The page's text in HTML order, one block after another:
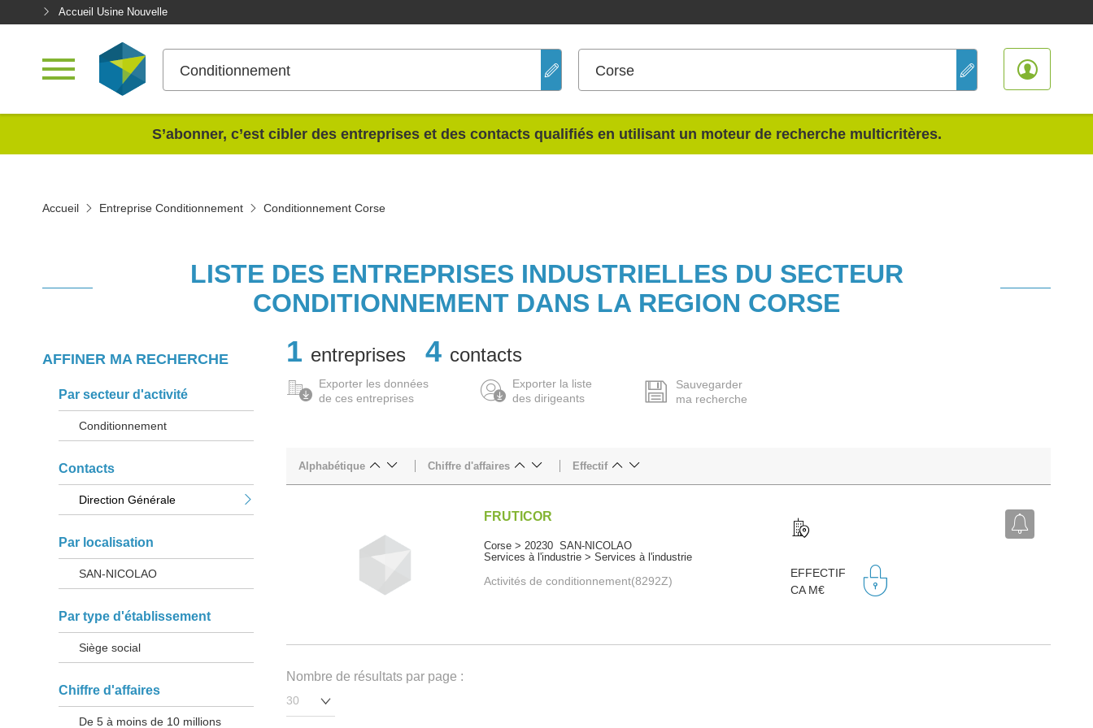
Accueil Usine Nouvelle
Conditionnement Corse
S’abonner, c’est cibler des entreprises et des contacts qualifiés en utilisant un moteur de recherche multicritères.
Accueil Entreprise Conditionnement Conditionnement Corse
LISTE DES ENTREPRISES INDUSTRIELLES DU SECTEUR
CONDITIONNEMENT DANS LA REGION CORSE
AFFINER MA RECHERCHE
Par secteur d'activité
Conditionnement
Contacts
Direction Générale
Par localisation
SAN-NICOLAO
Par type d'établissement
Siège social
Chiffre d'affaires
De 5 à moins de 10 millions
1 entreprises 4 contacts
Exporter les données
de ces entreprises
Exporter la liste
des dirigeants
Sauvegarder
ma recherche
Alphabétique Chiffre d'affaires Effectif
FRUTICOR
Corse > 20230 SAN-NICOLAO
Services à l'industrie > Services à l'industrie
Activités de conditionnement(8292Z)
EFFECTIF
CA M€
Nombre de résultats par page :